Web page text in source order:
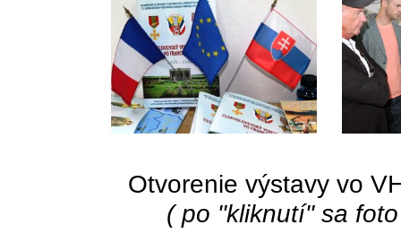
Otvorenie výstavy vo
( po "kliknutí" sa